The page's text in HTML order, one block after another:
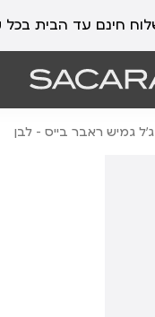
ג’ל גמיש ראבר בייס – לבן